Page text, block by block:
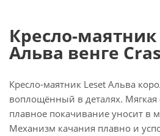
Кресло-
Альва венге
Кресло-маятник Leset Альва
воплощённый в деталях. Мягкая
плавное покачивание уносит в
Механизм качания плавно и